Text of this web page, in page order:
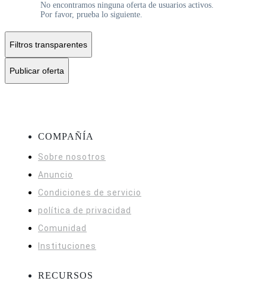
No encontramos ninguna oferta de usuarios activos.
Por favor, prueba lo siguiente.
Filtros transparentes
Publicar oferta
COMPAÑÍA
Sobre nosotros
Anuncio
Condiciones de servicio
política de privacidad
Comunidad
Instituciones
RECURSOS